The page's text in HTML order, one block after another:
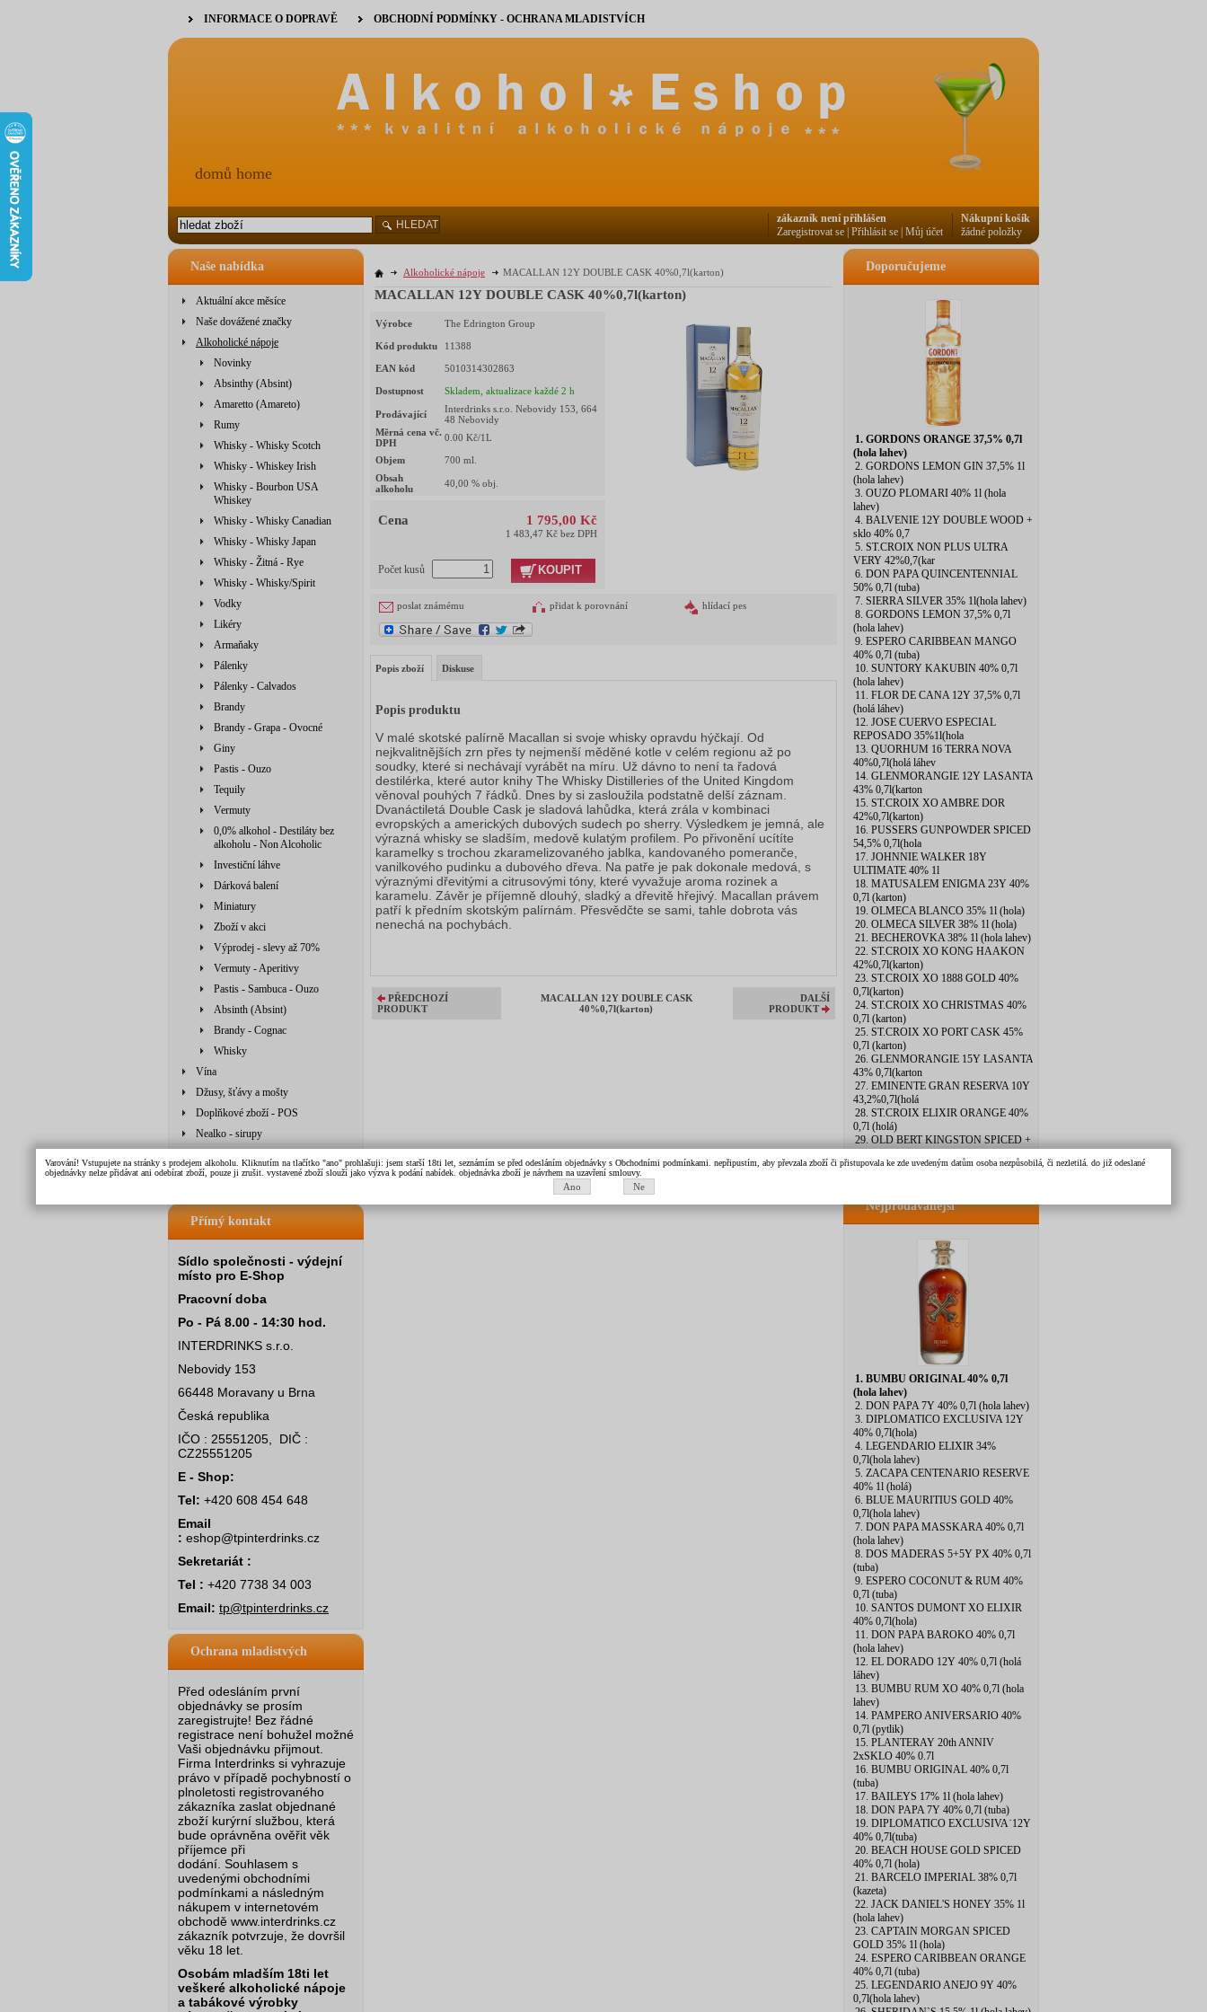
Naše nabídka
Aktuální akce měsíce
Naše dovážené značky
Alkoholické nápoje
Novinky
Absinthy (Absint)
Amaretto (Amareto)
Rumy
Whisky - Whisky Scotch
Whisky - Whiskey Irish
Whisky - Bourbon USA
Whiskey
Whisky - Whisky Canadian
Whisky - Whisky Japan
Whisky - Žitná - Rye
Whisky - Whisky/Spirit
Vodky
Likéry
Armaňaky
Pálenky
Pálenky - Calvados
Brandy
Brandy - Grapa - Ovocné
Giny
Pastis - Ouzo
Tequily
Vermuty
0,0% alkohol - Destiláty bez
alkoholu - Non Alcoholic
Investiční láhve
Dárková balení
Miniatury
Zboží v akci
Výprodej - slevy až 70%
Vermuty - Aperitivy
Pastis - Sambuca - Ouzo
Absinth (Absint)
Brandy - Cognac
Whisky
Vína
Džusy, šťávy a mošty
Doplňkové zboží - POS
Nealko - sirupy
Džusy, šťávy, mošty, sirupy
Přímý kontakt
Sídlo společnosti - výdejní
místo pro E-Shop
Pracovní doba
Po - Pá 8.00 - 14:30 hod.
INTERDRINKS s.r.o.
Nebovidy 153
66448 Moravany u Brna
Česká republika
IČO : 25551205, DIČ :
CZ25551205
E - Shop:
Tel: +420 608 454 648
Email
: eshop@tpinterdrinks.cz
Sekretariát :
Tel : +420 7738 34 003
Email: tp@tpinterdrinks.cz
Ochrana mladistvých
Před odesláním první
objednávky se prosím
zaregistrujte! Bez řádné
registrace není bohužel možné
Vaši objednávku přijmout.
Firma Interdrinks si vyhrazuje
právo v případě pochybností o
plnoletosti registrovaného
zákazníka zaslat objednané
zboží kurýrní službou, která
bude oprávněna ověřit věk
příjemce při
dodání. Souhlasem s
uvedenými obchodními
podmínkami a následným
nákupem v internetovém
obchodě www.interdrinks.cz
zákazník potvrzuje, že dovršil
věku 18 let.
Osobám mladším 18ti let
veškeré alkoholické nápoje
a tabákové výrobky
Alkoholické nápoje MACALLAN 12Y DOUBLE CASK 40%0,7l(karton)
MACALLAN 12Y DOUBLE CASK 40%0,7l(karton)
Výrobce The Edrington Group
Kód produktu 11388
EAN kód 5010314302863
Dostupnost Skladem, aktualizace každé 2 h
Prodávající
Interdrinks s.r.o. Nebovidy 153, 664
48 Nebovidy
Měrná cena vč.
DPH
0.00 Kč/1L
Objem 700 ml.
Obsah
alkoholu
40,00 % obj.
Cena 1 795,00 Kč
1 483,47 Kč bez DPH
Počet kusů KOUPIT
poslat známému přidat k porovnání hlídací pes
Popis zboží Diskuse
Popis produktu
V malé skotské palírně Macallan si svoje whisky opravdu hýčkají. Od
nejkvalitnějších zrn přes ty nejmenší měděné kotle v celém regionu až po
soudky, které si nechávají vyrábět na míru. Už dávno to není ta řadová
destilérka, které autor knihy The Whisky Distilleries of the United Kingdom
věnoval pouhých 7 řádků. Dnes by si zasloužila podstatně delší záznam.
Dvanáctiletá Double Cask je sladová lahůdka, která zrála v kombinaci
evropských a amerických dubových sudech po sherry. Výsledkem je jemná, ale
výrazná whisky se sladším, medově kulatým profilem. Po přivonění ucítíte
karamelky s trochou zkaramelizovaného jablka, kandovaného pomeranče,
vanilkového pudinku a dubového dřeva. Na patře je pak dokonale medová, s
výraznými dřevitými a citrusovými tóny, které vyvažuje aroma rozinek a
karamelu. Závěr je příjemně dlouhý, sladký a dřevitě hřejivý. Macallan právem
patří k předním skotským palírnám. Přesvědčte se sami, tahle dobrota vás
nenechá na pochybách.
PŘEDCHOZÍ
PRODUKT
MACALLAN 12Y DOUBLE CASK
40%0,7l(karton)
DALŠÍ
PRODUKT
Doporučujeme
1. GORDONS ORANGE 37,5% 0,7l
(hola lahev)
2. GORDONS LEMON GIN 37,5% 1l
(hola lahev)
3. OUZO PLOMARI 40% 1l (hola
lahev)
4. BALVENIE 12Y DOUBLE WOOD +
sklo 40% 0,7
5. ST.CROIX NON PLUS ULTRA
VERY 42%0,7(kar
6. DON PAPA QUINCENTENNIAL
50% 0,7l (tuba)
7. SIERRA SILVER 35% 1l(hola lahev)
8. GORDONS LEMON 37,5% 0,7l
(hola lahev)
9. ESPERO CARIBBEAN MANGO
40% 0,7l (tuba)
10. SUNTORY KAKUBIN 40% 0,7l
(hola lahev)
11. FLOR DE CANA 12Y 37,5% 0,7l
(holá láhev)
12. JOSE CUERVO ESPECIAL
REPOSADO 35%1l(hola
13. QUORHUM 16 TERRA NOVA
40%0,7l(holá láhev
14. GLENMORANGIE 12Y LASANTA
43% 0,7l(karton
15. ST.CROIX XO AMBRE DOR
42%0,7l(karton)
16. PUSSERS GUNPOWDER SPICED
54,5% 0,7l(hola
17. JOHNNIE WALKER 18Y
ULTIMATE 40% 1l
18. MATUSALEM ENIGMA 23Y 40%
0,7l (karton)
19. OLMECA BLANCO 35% 1l (hola)
20. OLMECA SILVER 38% 1l (hola)
21. BECHEROVKA 38% 1l (hola lahev)
22. ST.CROIX XO KONG HAAKON
42%0,7l(karton)
23. ST.CROIX XO 1888 GOLD 40%
0,7l(karton)
24. ST.CROIX XO CHRISTMAS 40%
0,7l (karton)
25. ST.CROIX XO PORT CASK 45%
0,7l (karton)
26. GLENMORANGIE 15Y LASANTA
43% 0,7l(karton
27. EMINENTE GRAN RESERVA 10Y
43,2%0,7l(holá
28. ST.CROIX ELIXIR ORANGE 40%
0,7l (holá)
29. OLD BERT KINGSTON SPICED +
30. BOTRAN KI 40% 0,7l (hola lahev)
Nejprodávanější
1. BUMBU ORIGINAL 40% 0,7l
(hola lahev)
2. DON PAPA 7Y 40% 0,7l (hola lahev)
3. DIPLOMATICO EXCLUSIVA 12Y
40% 0,7l(hola)
4. LEGENDARIO ELIXIR 34%
0,7l(hola lahev)
5. ZACAPA CENTENARIO RESERVE
40% 1l (holá)
6. BLUE MAURITIUS GOLD 40%
0,7l(hola lahev)
7. DON PAPA MASSKARA 40% 0,7l
(hola lahev)
8. DOS MADERAS 5+5Y PX 40% 0,7l
(tuba)
9. ESPERO COCONUT & RUM 40%
0,7l (tuba)
10. SANTOS DUMONT XO ELIXIR
40% 0,7l(hola)
11. DON PAPA BAROKO 40% 0,7l
(hola lahev)
12. EL DORADO 12Y 40% 0,7l (holá
láhev)
13. BUMBU RUM XO 40% 0,7l (hola
lahev)
14. PAMPERO ANIVERSARIO 40%
0,7l (pytlik)
15. PLANTERAY 20th ANNIV
2xSKLO 40% 0.7l
16. BUMBU ORIGINAL 40% 0,7l
(tuba)
17. BAILEYS 17% 1l (hola lahev)
18. DON PAPA 7Y 40% 0,7l (tuba)
19. DIPLOMATICO EXCLUSIVA˙12Y
40% 0,7l(tuba)
20. BEACH HOUSE GOLD SPICED
40% 0,7l (hola)
21. BARCELO IMPERIAL 38% 0,7l
(kazeta)
22. JACK DANIEL'S HONEY 35% 1l
(hola lahev)
23. CAPTAIN MORGAN SPICED
GOLD 35% 1l (hola)
24. ESPERO CARIBBEAN ORANGE
40% 0,7l (tuba)
25. LEGENDARIO ANEJO 9Y 40%
0,7l(hola lahev)
INFORMACE O DOPRAVĚ OBCHODNÍ PODMÍNKY - OCHRANA MLADISTVÍCH
domů home
HLEDAT
Nákupní košík
žádné položky
zákazník není přihlášen
Zaregistrovat se Přihlásit se Můj účet
Varování! Vstupujete na stránky s prodejem alkoholu. Kliknutím na tlačítko "ano" prohlašuji: jsem starší 18ti let, seznámím se před odesláním objednávky s Obchodními podmínkami. nepřipustím, aby převzala zboží či přistupovala ke zde uvedeným datům osoba nezpůsobilá, či nezletilá. do již odeslané
objednávky nelze přidávat ani odebírat zboží, pouze ji zrušit. vystavené zboží slouží jako výzva k podání nabídek. objednávka zboží je návrhem na uzavření smlouvy.
Ano Ne